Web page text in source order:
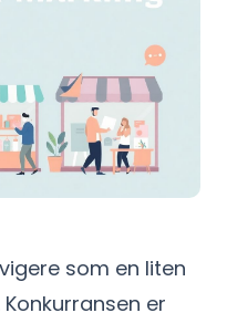
som en liten
er